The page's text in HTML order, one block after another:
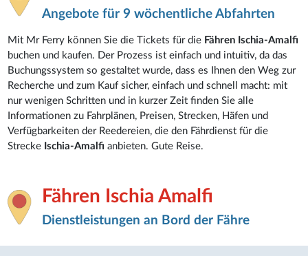
Angebote für 9 wöchentliche Abfahrten
Mit Mr Ferry können Sie die Tickets für die Fähren Ischia-Amalfi
buchen und kaufen. Der Prozess ist einfach und intuitiv, da das
Buchungssystem so gestaltet wurde, dass es Ihnen den Weg zur
Recherche und zum Kauf sicher, einfach und schnell macht: mit
nur wenigen Schritten und in kurzer Zeit finden Sie alle
Informationen zu Fahrplänen, Preisen, Strecken, Häfen und
Verfügbarkeiten der Reedereien, die den Fährdienst für die
Strecke Ischia-Amalfi anbieten. Gute Reise.
Fähren Ischia Amalfi
Dienstleistungen an Bord der Fähre